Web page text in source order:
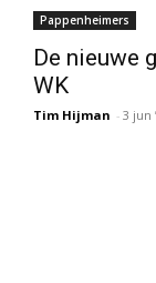
Pappenheimers
De nieuwe
WK
Tim Hijman - 3 jun